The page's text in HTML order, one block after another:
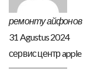
ремонту айфонов
31 Agustus 2024
сервис центр apple